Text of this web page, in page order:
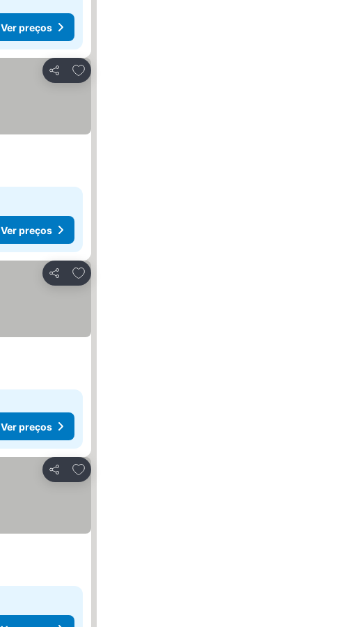
Ver preços
Partilhar
Adicionar aos favoritos
Ver preços
Partilhar
Adicionar aos favoritos
Ver preços
Partilhar
Adicionar aos favoritos